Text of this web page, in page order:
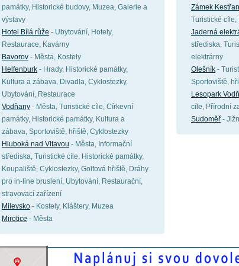
památky, Historické budovy, Muzea, Galerie a
výstavy
Hotel Bílá růže - Ubytování, Hotely,
Restaurace, Kavárny
Bavorov - Města, Kostely
Helfenburk - Hrady, Historické památky,
Kultura a zábava, Divadla, Cyklostezky,
Ubytování, Restaurace
Vodňany - Města, Turistické cíle, Církevní
památky, Historické památky, Kultura a
zábava, Sportoviště, hřiště, Cyklostezky
Hluboká nad Vltavou - Města, Informační
střediska, Turistické cíle, Historické památky,
Koupaliště, Cyklostezky, Golfová hřiště, Dráhy
pro in-line bruslení, Ubytování, Restaurační,
stravovací zařízení
Milevsko - Kostely, Kláštery, Muzea
Mirotice - Města
Zámek
Turistické cíle,
Jaderná
střediska,
elektrárny
Olešník -
Sportoviště,
Lesopark
cíle, Přírodní
Sudoměř -